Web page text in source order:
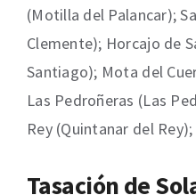
(Motilla del Palancar);
Clemente); Horcajo de
Santiago); Mota del
Las Pedroñeras (Las
Rey (Quintanar del
Tasación de